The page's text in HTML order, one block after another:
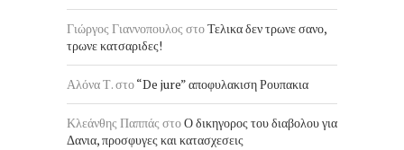
Γιώργος Γιαννοπουλος στοΤελικα δεν τρωνε σανο,
τρωνε κατσαριδες!
Αλόνα Τ.στο“De jure” αποφυλακιση Ρουπακια
Κλεάνθης Παππάς στοΟ δικηγορος του διαβολου για
Δανια, προσφυγες και κατασχεσεις